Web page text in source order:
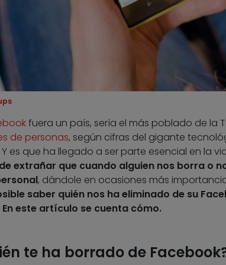
fuera un país, sería el más poblado de la
de personas, según cifras del gigante
es que ha llegado a ser parte esencial en la
extrañar que cuando alguien nos borra o
, dándole en ocasiones más
saber quién nos ha eliminado de su
En este artículo se cuenta cómo.
te ha borrado de